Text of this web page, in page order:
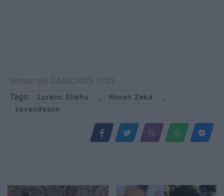
Shtuar më 24.04.2025 11:25
Tags:
Lorenc Shehu , Roven Zeka ,
zevendeson